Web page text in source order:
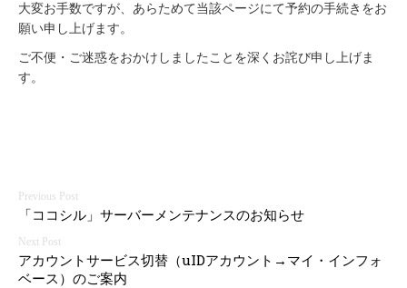
大変お手数ですが、あらためて当該ページにて予約の手続きをお
願い申し上げます。
ご不便・ご迷惑をおかけしましたことを深くお詫び申し上げま
す。
投
稿
ナ
ビ
「ココシル」サーバーメンテナンスのお知らせ
アカウントサービス切替（uIDアカウント→マイ・インフォ
ベース）のご案内